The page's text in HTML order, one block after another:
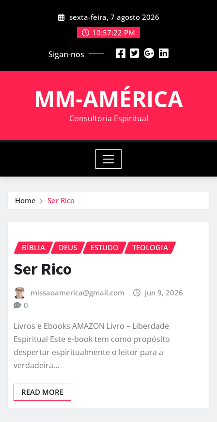
sexta-feira, 7 agosto 2026
10:57:22 PM
Sigan-nos
MM-AMÉRICA
Consultoria Espiritual
Home Ser Rico
BÍBLIA DEUS ESTUDO TEOLOGIA
Ser Rico
missaoamerica@gmail.com
jun 9, 2026
0
Livros e Ebooks AMAZON Livro – Liberdade
Espiritual Este e-book tem como propósito
despertar espiritualmente o leitor para a
verdadeira…
READ MORE